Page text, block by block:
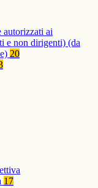
ai
e non dirigenti) (da
20
17